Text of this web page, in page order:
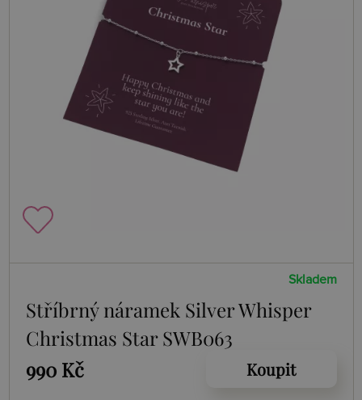
Skladem
Stříbrný náramek Silver Whisper
Christmas Star SWB063
990 Kč
Koupit